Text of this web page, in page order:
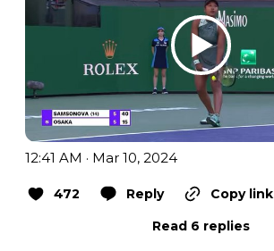
12:41 AM · Mar 10, 2024
472 Reply
Copy link
Read 6 replies